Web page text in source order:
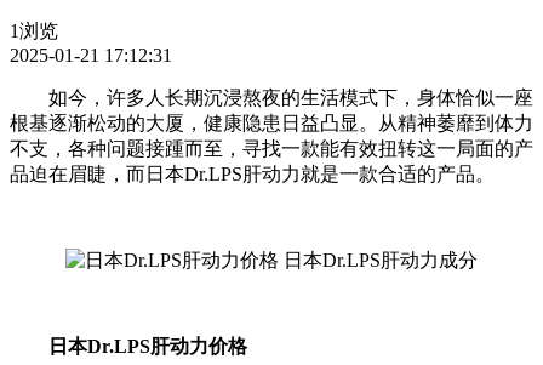
1浏览
2025-01-21 17:12:31
如今，许多人长期沉浸熬夜的生活模式下，身体恰似一座
根基逐渐松动的大厦，健康隐患日益凸显。从精神萎靡到体力
不支，各种问题接踵而至，寻找一款能有效扭转这一局面的产
品迫在眉睫，而日本Dr.LPS肝动力就是一款合适的产品。
日本Dr.LPS肝动力价格